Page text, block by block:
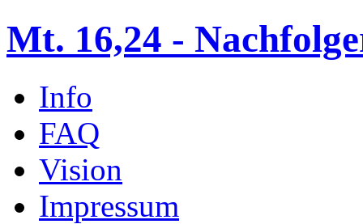
Mt. 16,24 -
Info
FAQ
Vision
Impressum